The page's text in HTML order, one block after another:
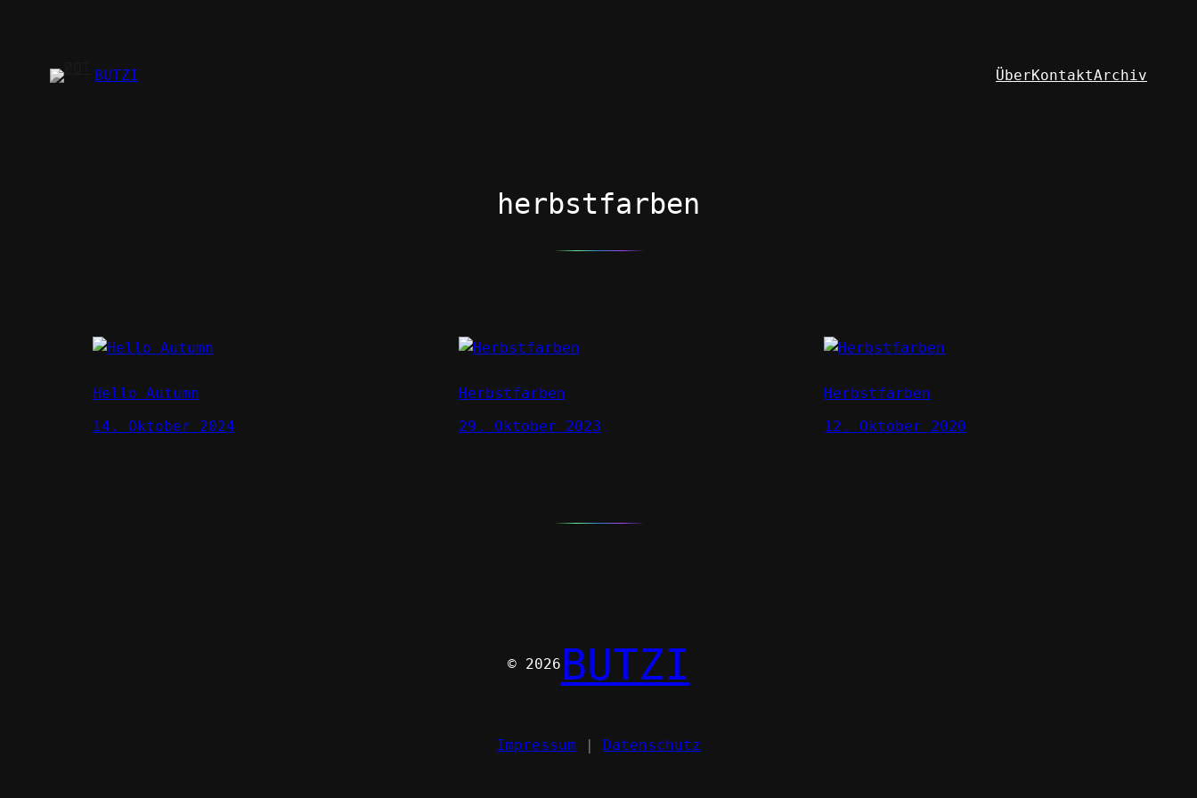
BUTZI ÜberKontaktArchiv
herbstfarben
Hello Autumn
14. Oktober 2024
Herbstfarben
29. Oktober 2023
Herbstfarben
12. Oktober 2020
© 2026 BUTZI
Impressum | Datenschutz